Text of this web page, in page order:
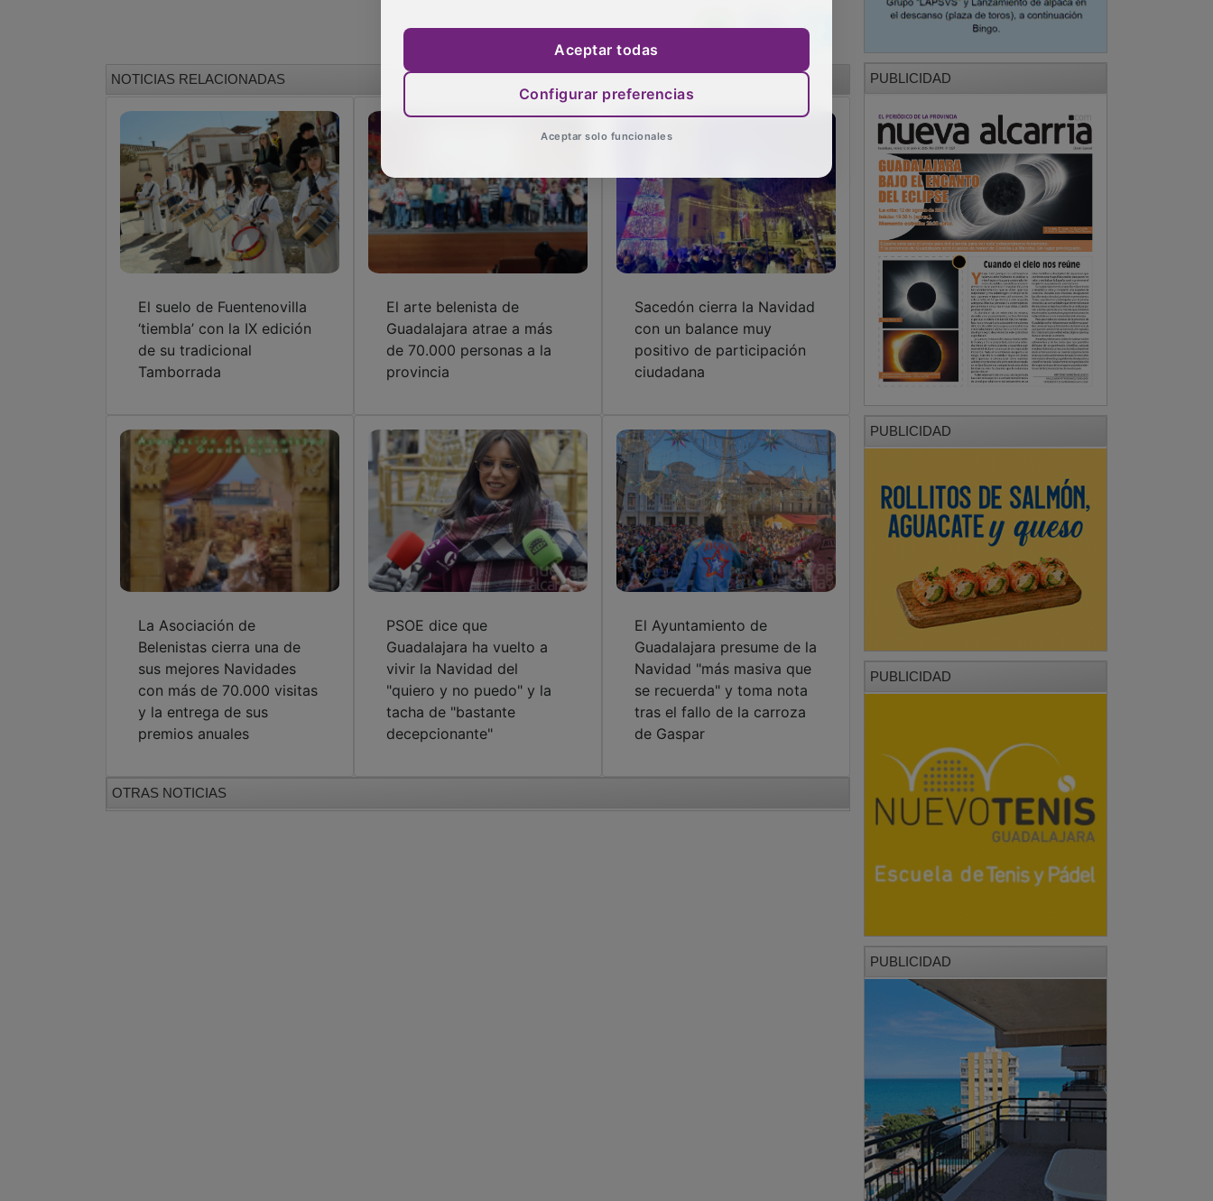
NOTICIAS RELACIONADAS
El suelo de Fuentenovilla
‘tiembla’ con la IX edición
de su tradicional
Tamborrada
El arte belenista de
Guadalajara atrae a más
de 70.000 personas a la
provincia
Sacedón cierra la Navidad
con un balance muy
positivo de participación
ciudadana
La Asociación de
Belenistas cierra una de
sus mejores Navidades
con más de 70.000 visitas
y la entrega de sus
premios anuales
PSOE dice que
Guadalajara ha vuelto a
vivir la Navidad del
"quiero y no puedo" y la
tacha de "bastante
decepcionante"
El Ayuntamiento de
Guadalajara presume de la
Navidad "más masiva que
se recuerda" y toma nota
tras el fallo de la carroza
de Gaspar
OTRAS NOTICIAS
PUBLICIDAD
PUBLICIDAD
PUBLICIDAD
PUBLICIDAD
Aceptar todas
Configurar preferencias
Aceptar solo funcionales